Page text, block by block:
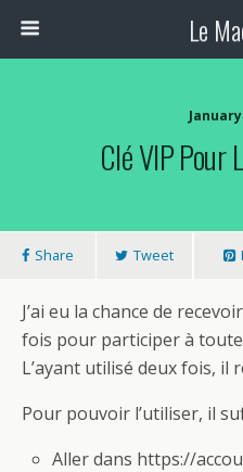
Le
January
Clé VIP Pour
Share Tweet
J’ai eu la chance de
fois pour participer à
L’ayant utilisé deux fois, il
Pour pouvoir l’utiliser, il
Aller dans https://